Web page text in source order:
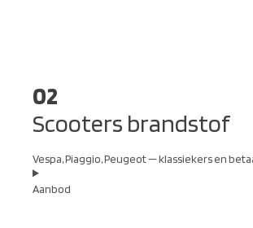
02
Scooters brandstof
Vespa, Piaggio, Peugeot — klassiekers en
Aanbod